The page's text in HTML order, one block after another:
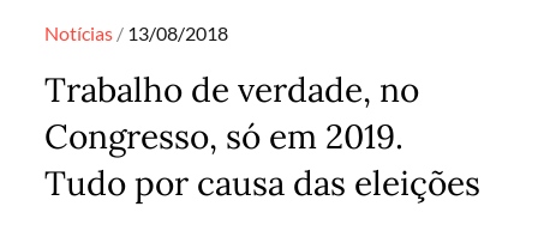
Notícias Posted
13/08/2018
Trabalho de verdade, no
Congresso, só em 2019.
Tudo por causa das eleições